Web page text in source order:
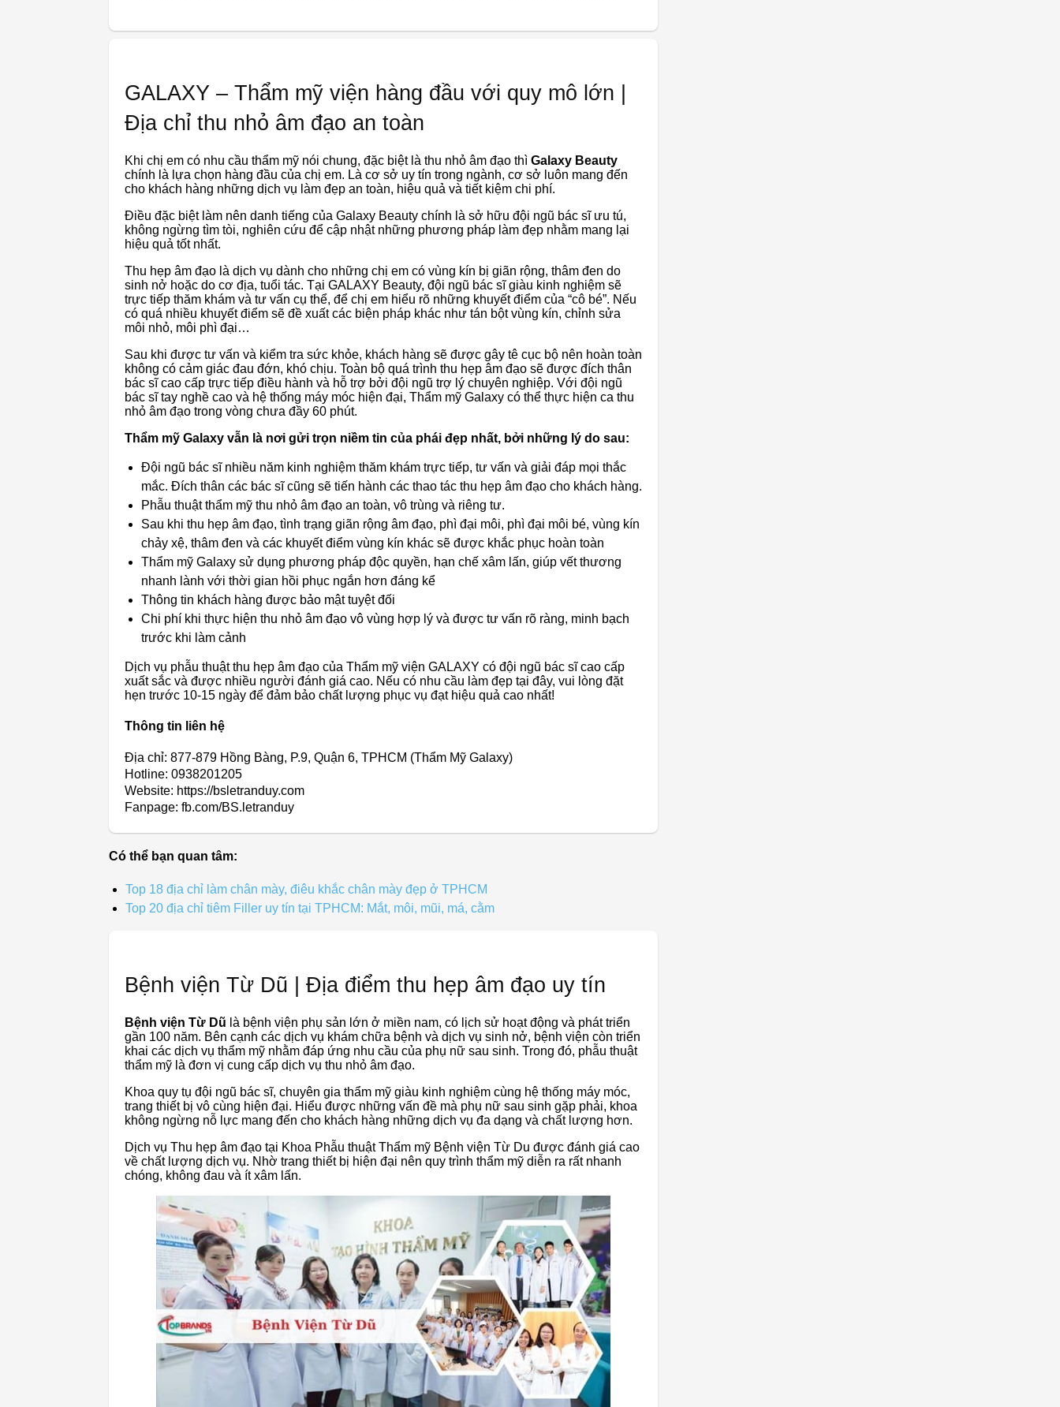
GALAXY – Thẩm mỹ viện hàng đầu với quy mô lớn |
Địa chỉ thu nhỏ âm đạo an toàn
Khi chị em có nhu cầu thẩm mỹ nói chung, đặc biệt là thu nhỏ âm đạo thì Galaxy Beauty
chính là lựa chọn hàng đầu của chị em. Là cơ sở uy tín trong ngành, cơ sở luôn mang đến
cho khách hàng những dịch vụ làm đẹp an toàn, hiệu quả và tiết kiệm chi phí.
Điều đặc biệt làm nên danh tiếng của Galaxy Beauty chính là sở hữu đội ngũ bác sĩ ưu tú,
không ngừng tìm tòi, nghiên cứu để cập nhật những phương pháp làm đẹp nhằm mang lại
hiệu quả tốt nhất.
Thu hẹp âm đạo là dịch vụ dành cho những chị em có vùng kín bị giãn rộng, thâm đen do
sinh nở hoặc do cơ địa, tuổi tác. Tại GALAXY Beauty, đội ngũ bác sĩ giàu kinh nghiệm sẽ
trực tiếp thăm khám và tư vấn cụ thể, để chị em hiểu rõ những khuyết điểm của “cô bé”. Nếu
có quá nhiều khuyết điểm sẽ đề xuất các biện pháp khác như tán bột vùng kín, chỉnh sửa
môi nhỏ, môi phì đại…
Sau khi được tư vấn và kiểm tra sức khỏe, khách hàng sẽ được gây tê cục bộ nên hoàn toàn
không có cảm giác đau đớn, khó chịu. Toàn bộ quá trình thu hẹp âm đạo sẽ được đích thân
bác sĩ cao cấp trực tiếp điều hành và hỗ trợ bởi đội ngũ trợ lý chuyên nghiệp. Với đội ngũ
bác sĩ tay nghề cao và hệ thống máy móc hiện đại, Thẩm mỹ Galaxy có thể thực hiện ca thu
nhỏ âm đạo trong vòng chưa đầy 60 phút.
Thẩm mỹ Galaxy vẫn là nơi gửi trọn niềm tin của phái đẹp nhất, bởi những lý do sau:
Đội ngũ bác sĩ nhiều năm kinh nghiệm thăm khám trực tiếp, tư vấn và giải đáp mọi thắc
mắc. Đích thân các bác sĩ cũng sẽ tiến hành các thao tác thu hẹp âm đạo cho khách hàng.
Phẫu thuật thẩm mỹ thu nhỏ âm đạo an toàn, vô trùng và riêng tư.
Sau khi thu hẹp âm đạo, tình trạng giãn rộng âm đạo, phì đại môi, phì đại môi bé, vùng kín
chảy xệ, thâm đen và các khuyết điểm vùng kín khác sẽ được khắc phục hoàn toàn
Thẩm mỹ Galaxy sử dụng phương pháp độc quyền, hạn chế xâm lấn, giúp vết thương
nhanh lành với thời gian hồi phục ngắn hơn đáng kể
Thông tin khách hàng được bảo mật tuyệt đối
Chi phí khi thực hiện thu nhỏ âm đạo vô vùng hợp lý và được tư vấn rõ ràng, minh bạch
trước khi làm cảnh
Dịch vụ phẫu thuật thu hẹp âm đạo của Thẩm mỹ viện GALAXY có đội ngũ bác sĩ cao cấp
xuất sắc và được nhiều người đánh giá cao. Nếu có nhu cầu làm đẹp tại đây, vui lòng đặt
hẹn trước 10-15 ngày để đảm bảo chất lượng phục vụ đạt hiệu quả cao nhất!
Thông tin liên hệ
Địa chỉ: 877-879 Hồng Bàng, P.9, Quận 6, TPHCM (Thẩm Mỹ Galaxy)
Hotline: 0938201205
Website: https://bsletranduy.com
Fanpage: fb.com/BS.letranduy
Có thể bạn quan tâm:
Top 18 địa chỉ làm chân mày, điêu khắc chân mày đẹp ở TPHCM
Top 20 địa chỉ tiêm Filler uy tín tại TPHCM: Mắt, môi, mũi, má, cằm
Bệnh viện Từ Dũ | Địa điểm thu hẹp âm đạo uy tín
Bệnh viện Từ Dũ là bệnh viện phụ sản lớn ở miền nam, có lịch sử hoạt động và phát triển
gần 100 năm. Bên cạnh các dịch vụ khám chữa bệnh và dịch vụ sinh nở, bệnh viện còn triển
khai các dịch vụ thẩm mỹ nhằm đáp ứng nhu cầu của phụ nữ sau sinh. Trong đó, phẫu thuật
thẩm mỹ là đơn vị cung cấp dịch vụ thu nhỏ âm đạo.
Khoa quy tụ đội ngũ bác sĩ, chuyên gia thẩm mỹ giàu kinh nghiệm cùng hệ thống máy móc,
trang thiết bị vô cùng hiện đại. Hiểu được những vấn đề mà phụ nữ sau sinh gặp phải, khoa
không ngừng nỗ lực mang đến cho khách hàng những dịch vụ đa dạng và chất lượng hơn.
Dịch vụ Thu hẹp âm đạo tại Khoa Phẫu thuật Thẩm mỹ Bệnh viện Từ Du được đánh giá cao
về chất lượng dịch vụ. Nhờ trang thiết bị hiện đại nên quy trình thẩm mỹ diễn ra rất nhanh
chóng, không đau và ít xâm lấn.